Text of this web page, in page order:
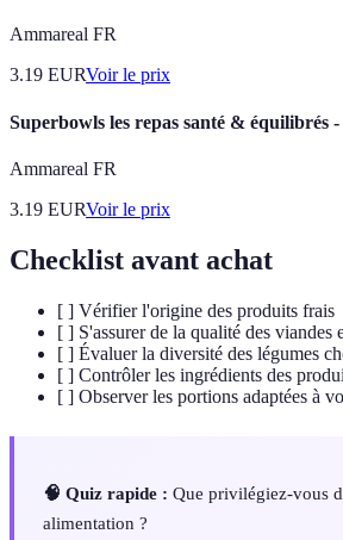
Ammareal FR
3.19 EURVoir le prix
Superbowls les repas santé & équilibrés
Ammareal FR
3.19 EURVoir le prix
Checklist avant achat
[ ] Vérifier l'origine des produits frais
[ ] S'assurer de la qualité des viandes
[ ] Évaluer la diversité des légumes
[ ] Contrôler les ingrédients des
[ ] Observer les portions adaptées à
🧠 Quiz rapide : Que privilégiez-vous
alimentation ?